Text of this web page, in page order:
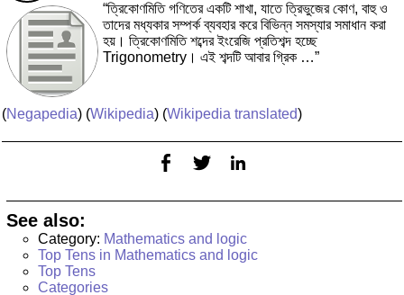
“ত্রিকোণমিতি গণিতের একটি শাখা, যাতে ত্রিভুজের কোণ, বাহু ও
তাদের মধ্যকার সম্পর্ক ব্যবহার করে বিভিন্ন সমস্যার সমাধান করা
হয়। ত্রিকোণমিতি শব্দের ইংরেজি প্রতিশব্দ হচ্ছে
Trigonometry। এই শব্দটি আবার গ্রিক …”
(Negapedia) (Wikipedia) (Wikipedia translated)
See also:
Category: Mathematics and logic
Top Tens in Mathematics and logic
Top Tens
Categories